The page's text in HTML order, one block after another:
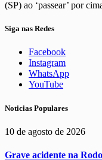
(SP) ao ‘passear’ por
Siga nas Redes
Facebook
Instagram
WhatsApp
YouTube
Noticias Populares
10 de agosto de 2026
Grave acidente na